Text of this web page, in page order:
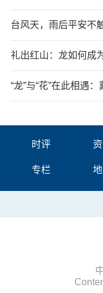
台风天，雨后平安不
礼出红山：龙如何成
“龙”与“花”在此相遇
时评
专栏